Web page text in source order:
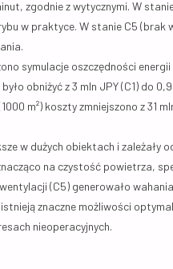
zgodnie z wytycznymi. W
w praktyce. W stanie C5 (brak
symulacje oszczędności
obniżyć z 3 mln JPY (C1) do
m²) koszty zmniejszono z 31
w dużych obiektach i
na czystość powietrza,
(C5) generowało
znaczne możliwości
nieoperacyjnych.